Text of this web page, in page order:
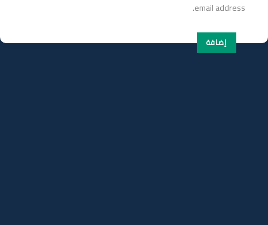
email address.